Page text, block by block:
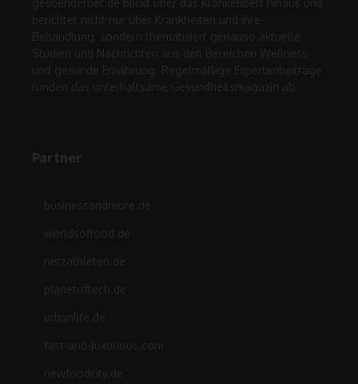
berichtet nicht nur über Krankheiten und ihre
Behandlung, sondern thematisiert genauso aktuelle
Studien und Nachrichten aus den Bereichen Wellness
und gesunde Ernährung. Regelmäßige Expertenbeiträge
runden das unterhaltsame Gesundheitsmagazin ab.
Partner
businessandmore.de
worldsoffood.de
netzathleten.de
planetoftech.de
urbanlife.de
fast-and-luxurious.com
newfoodcity.de